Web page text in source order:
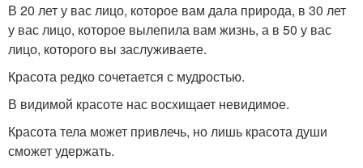
В 20 лет у вас лицо, которое вам дала природа, в 30 лет
у вас лицо, которое вылепила вам жизнь, а в 50 у вас
лицо, которого вы заслуживаете.
Красота редко сочетается с мудростью.
В видимой красоте нас восхищает невидимое.
Красота тела может привлечь, но лишь красота души
сможет удержать.